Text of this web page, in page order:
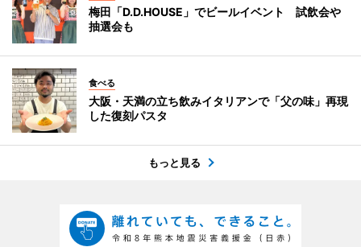
梅田「D.D.HOUSE」でビールイベント 試飲会や
抽選会も
食べる
大阪・天満の立ち飲みイタリアンで「父の味」再現
した復刻パスタ
もっと見る